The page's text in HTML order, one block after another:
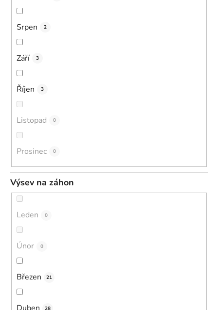
Srpen 2
Září 3
Říjen 3
Listopad 0
Prosinec 0
Výsev na záhon
Leden 0
Únor 0
Březen 21
28